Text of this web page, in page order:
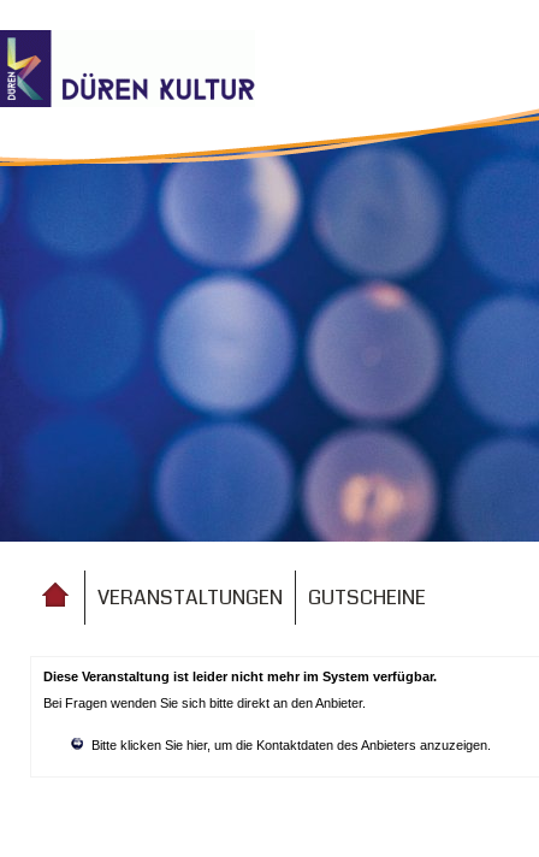
VERANSTALTUNGEN GUTSCHEINE
Diese Veranstaltung ist leider nicht mehr im System verfügbar.
Bei Fragen wenden Sie sich bitte direkt an den Anbieter.
Bitte klicken Sie hier, um die Kontaktdaten des Anbieters anzuzeigen.